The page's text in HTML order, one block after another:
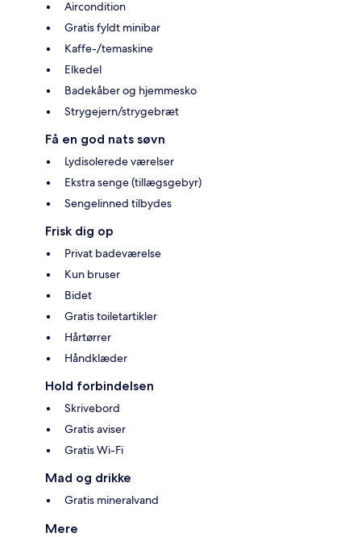
Aircondition
Gratis fyldt minibar
Kaffe-/temaskine
Elkedel
Badekåber og hjemmesko
Strygejern/strygebræt
Få en god nats søvn
Lydisolerede værelser
Ekstra senge (tillægsgebyr)
Sengelinned tilbydes
Frisk dig op
Privat badeværelse
Kun bruser
Bidet
Gratis toiletartikler
Hårtørrer
Håndklæder
Hold forbindelsen
Skrivebord
Gratis aviser
Gratis Wi-Fi
Mad og drikke
Gratis mineralvand
Mere